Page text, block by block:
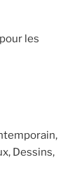
les
Dessins,